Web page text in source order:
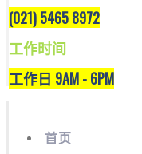
(021) 5465 8972
工作时间
工作日 9AM - 6PM
首页